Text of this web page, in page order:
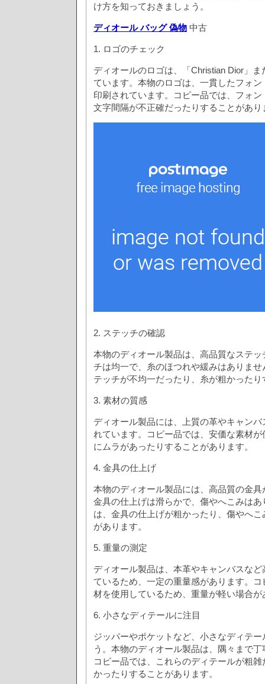
け方を知っておきましょう。
ディオール バッグ 偽物 中古
1. ロゴのチェック
ディオールのロゴは、「Christian Dior」
ています。本物のロゴは、一貫したフォ
印刷されています。コピー品では、フォ
文字間隔が不正確だったりすることがあり
2. ステッチの確認
本物のディオール製品は、高品質なステ
チは均一で、糸のほつれや緩みはありま
テッチが不均一だったり、糸が粗かった
3. 素材の質感
ディオール製品には、上質の革やキャン
れています。コピー品では、安価な素材
にムラがあったりすることがあります。
4. 金具の仕上げ
本物のディオール製品には、高品質の金
金具の仕上げは滑らかで、傷やへこみは
は、金具の仕上げが粗かったり、傷やへ
があります。
5. 重量の測定
ディオール製品は、本革やキャンバスな
ているため、一定の重量感があります。
材を使用しているため、重量が軽い場合が
6. 小さなディテールに注目
ジッパーやポケットなど、小さなディテ
う。本物のディオール製品は、隅々まで
コピー品では、これらのディテールが粗
かったりすることがあります。